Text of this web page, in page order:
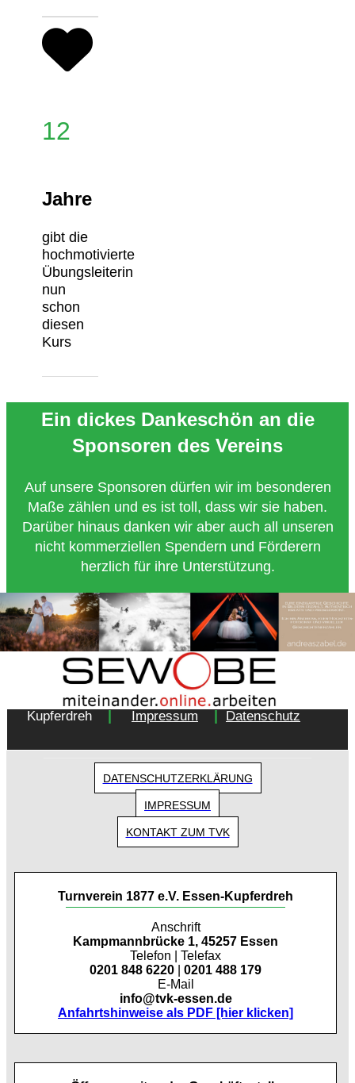
12
Jahre
gibt die
hochmotivierte
Übungsleiterin
nun
schon
diesen
Kurs
Ein dickes Dankeschön an die
Sponsoren des Vereins
Auf unsere Sponsoren dürfen wir im besonderen
Maße zählen und es ist toll, dass wir sie haben.
Darüber hinaus danken wir aber auch all unseren
nicht kommerziellen Spendern und Förderern
herzlich für ihre Unterstützung.
Copyright 2018 - Turnverein 1877 e.V. Essen-
Kupferdreh
Impressum Datenschutz
DATENSCHUTZERKLÄRUNG
IMPRESSUM
KONTAKT ZUM TVK
Turnverein 1877 e.V. Essen-Kupferdreh
Anschrift
Kampmannbrücke 1, 45257 Essen
Telefon | Telefax
0201 848 6220
0201 488 179
E-Mail
info@tvk-essen.de
Anfahrtshinweise als PDF [hier klicken]